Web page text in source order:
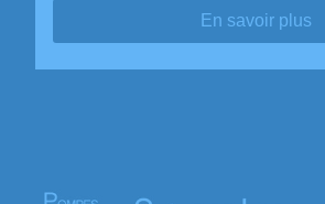
En savoir plus